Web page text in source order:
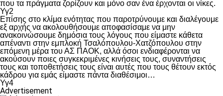
που τα πράγματα ζορίζουν και μόνο σαν ένα έρχονται οι νίκες.
Υγ2
Επίσης στο κλίμα ενότητας που παροτρύνουμε και διαλέγουμε
εξ αρχής να ακολουθήσουμε αποφασίσαμε να μην
ανακοινώσουμε δημόσια τους λόγους που είμαστε κάθετα
απέναντι στην εμπλοκή Τσαλόπουλου-Χατζόπουλου στην
επόμενη μέρα του ΑΣ ΠΑΟΚ, αλλά όσοι ενδιαφέρονται να
ακούσουν ποιες συγκεκριμένες κινήσεις τους, συναντήσεις
τους και τοποθετήσεις τους είναι αυτές που τους θέτουν εκτός
κάδρου για εμάς είμαστε πάντα διαθέσιμοι…
Υγ4
Advertisement